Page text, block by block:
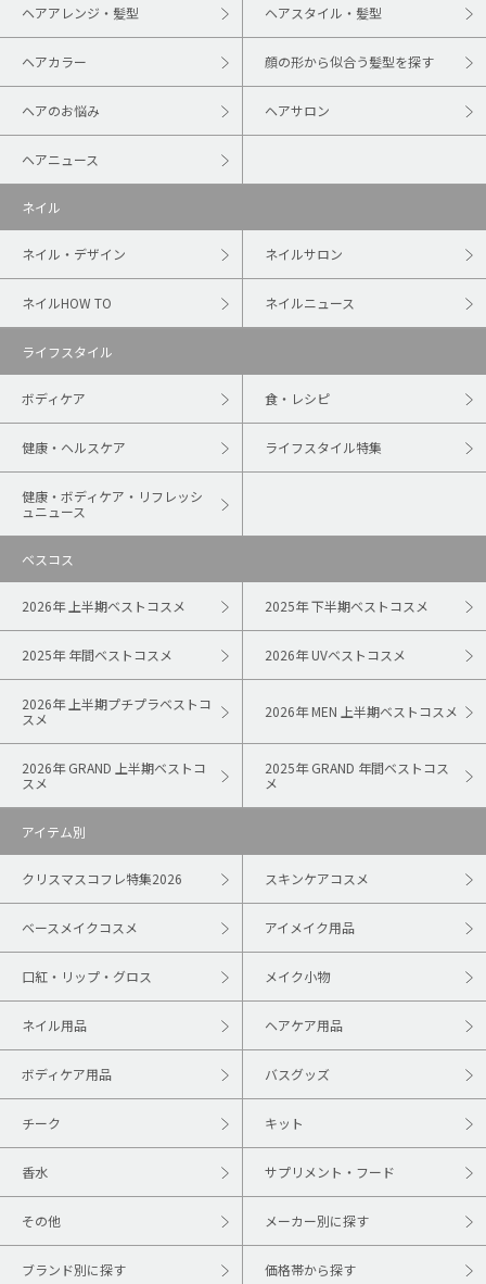
ヘアアレンジ・髪型 ヘアスタイル・髪型
ヘアカラー 顔の形から似合う髪型を探す
ヘアのお悩み ヘアサロン
ヘアニュース
ネイル
ネイル・デザイン ネイルサロン
ネイルHOW TO ネイルニュース
ライフスタイル
ボディケア 食・レシピ
健康・ヘルスケア ライフスタイル特集
健康・ボディケア・リフレッシ
ュニュース
ベスコス
2026年 上半期ベストコスメ 2025年 下半期ベストコスメ
2025年 年間ベストコスメ 2026年 UVベストコスメ
2026年 上半期プチプラベストコ
スメ
2026年 MEN 上半期ベストコスメ
2026年 GRAND 上半期ベストコ
スメ
2025年 GRAND 年間ベストコス
メ
アイテム別
クリスマスコフレ特集2026 スキンケアコスメ
ベースメイクコスメ アイメイク用品
口紅・リップ・グロス メイク小物
ネイル用品 ヘアケア用品
ボディケア用品 バスグッズ
チーク キット
香水 サプリメント・フード
その他 メーカー別に探す
ブランド別に探す 価格帯から探す